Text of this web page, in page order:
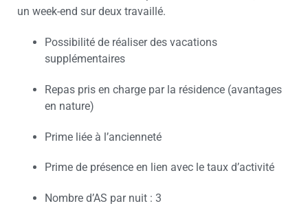
un week-end sur deux travaillé.
Possibilité de réaliser des vacations
supplémentaires
Repas pris en charge par la résidence (avantages
en nature)
Prime liée à l’ancienneté
Prime de présence en lien avec le taux d’activité
Nombre d’AS par nuit : 3